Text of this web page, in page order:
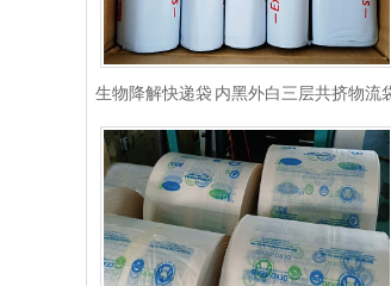
生物降解快递袋 内黑外白三层共挤物流袋